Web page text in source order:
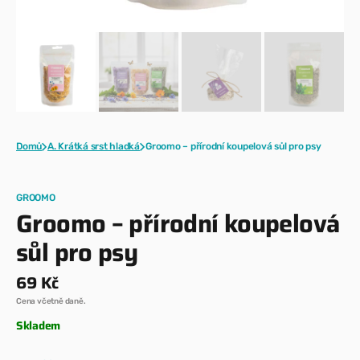
Domů A. Krátká srst hladká Groomo – přírodní koupelová sůl pro psy
GROOMO
Groomo – přírodní koupelová
sůl pro psy
Běžná
cena
69 Kč
Cena včetně daně.
Skladem